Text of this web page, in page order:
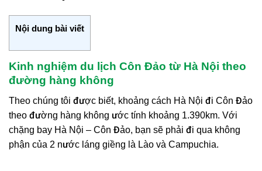
Nội dung bài viết
Kinh nghiệm du lịch Côn Đảo từ Hà Nội theo
đường hàng không
Theo chúng tôi được biết, khoảng cách Hà Nội đi Côn Đảo
theo đường hàng không ước tính khoảng 1.390km. Với
chặng bay Hà Nội – Côn Đảo, bạn sẽ phải đi qua không
phận của 2 nước láng giềng là Lào và Campuchia.